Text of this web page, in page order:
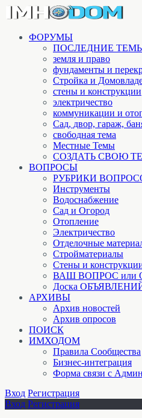
ФОРУМЫ
ПОСЛЕДНИЕ
земля и право
фундаменты и
Стройка и
стены и конструкции
электричество
коммуникации и
Cад, двор, гараж,
свободная тема
Местные Темы
СОЗДАТЬ СВОЮ
ВОПРОСЫ
РУБРИКИ
Инструменты
Водоснабжение
Сад и Огород
Отопление
Электричество
Отделочные
Стройматериалы
Стены и
ВАШ ВОПРОС или
Доска
АРХИВЫ
Архив новостей
Архив опросов
ПОИСК
ИМХОДОМ
Правила Сообщества
Бизнес-интеграция
Форма связи с
Вход Регистрация
Вход Регистрация